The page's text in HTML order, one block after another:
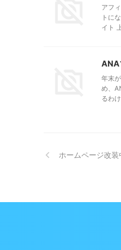
アフ
トに
イト
ANA
年末
め、
るわ
ホームページ改装